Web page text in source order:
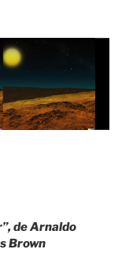
de Arnaldo
Brown